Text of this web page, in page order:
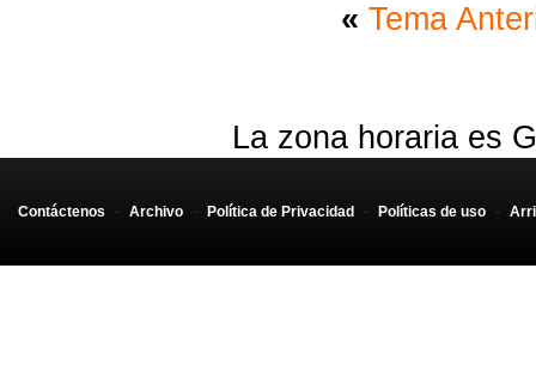
« Tema
La zona horaria es
Contáctenos - Archivo - Política de Privacidad - Políticas de uso -